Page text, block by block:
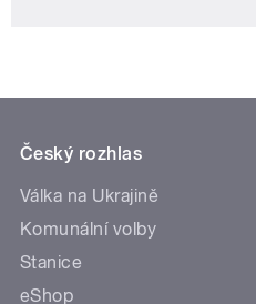
Český rozhlas
Válka na Ukrajině
Komunální volby
Stanice
eShop